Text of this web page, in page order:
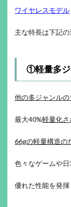
ワイヤレスモデル
主な特長は下記の
①軽量多ジ
他の多ジャンル
最大40%軽量化さ
66gの軽量構造の
色々なゲームや日
優れた性能を発揮